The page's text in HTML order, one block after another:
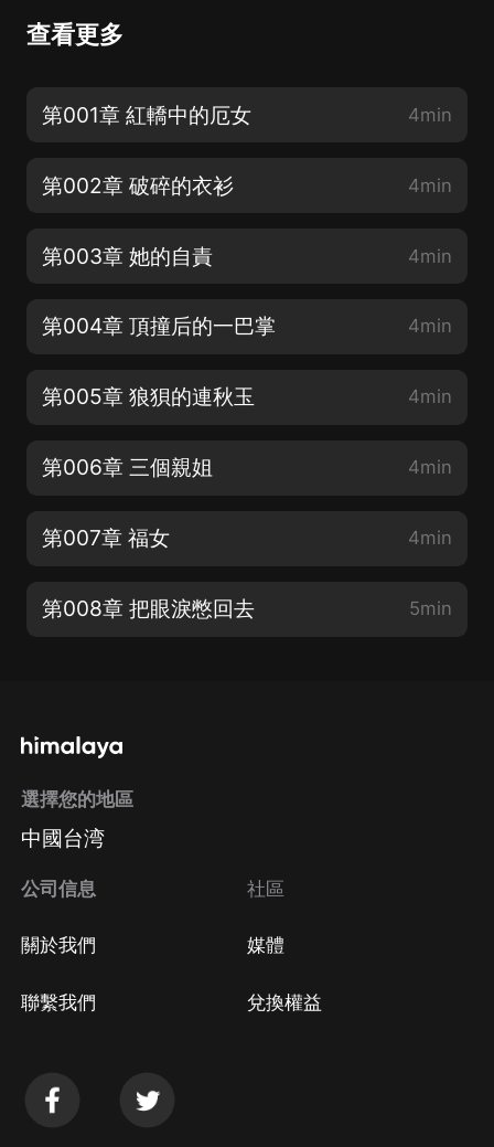
查看更多
第001章 紅轎中的厄女 4min
第002章 破碎的衣衫 4min
第003章 她的自責 4min
第004章 頂撞后的一巴掌 4min
第005章 狼狽的連秋玉 4min
第006章 三個親姐 4min
第007章 福女 4min
第008章 把眼淚憋回去 5min
選擇您的地區
中國台湾
公司信息
關於我們
聯繫我們
社區
媒體
兌換權益